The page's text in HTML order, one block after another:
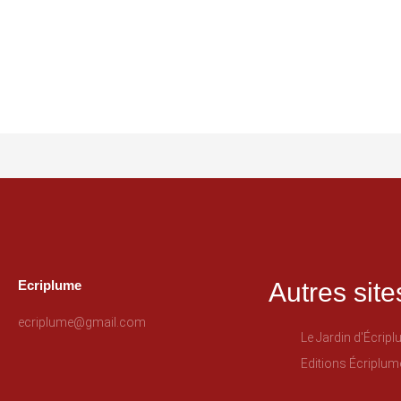
Ecriplume
ecriplume@gmail.com
Autres
Le Jardin
Editions